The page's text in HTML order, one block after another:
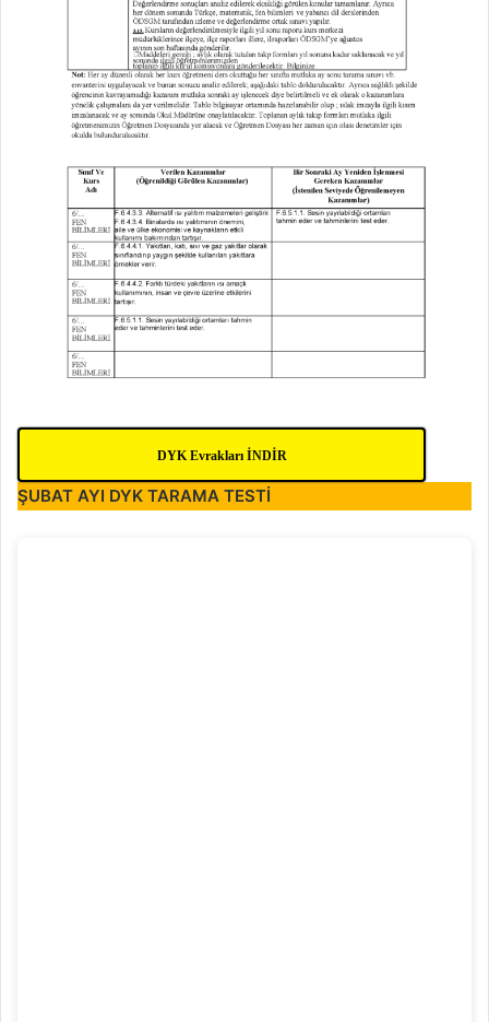
DYK Evrakları İNDİR
ŞUBAT AYI DYK TARAMA TESTİ